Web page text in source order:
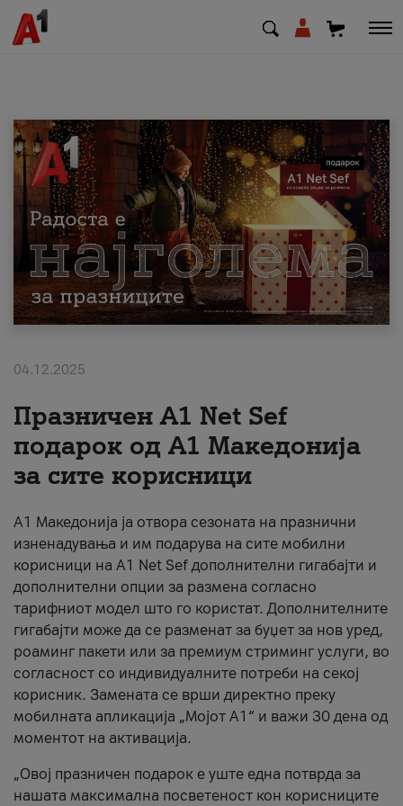
МК EN SQ
Приватни Деловни
Поддршка
Надополни кредит
За нас
#ПодобарОнлајн
04.12.2025
Празничен A1 Net Sеf
подарок од А1 Македонија
за сите корисници
А1 Македонија ја отвора сезоната на празнични
изненадувања и им подарува на сите мобилни
корисници на A1 Net Sef дополнителни гигабајти и
дополнителни опции за размена согласно
тарифниот модел што го користат. Дополнителните
гигабајти може да се разменат за буџет за нов уред,
роаминг пакети или за премиум стриминг услуги, во
согласност со индивидуалните потреби на секој
корисник. Замената се врши директно преку
мобилната апликација „Мојот А1“ и важи 30 дена од
моментот на активација.
„Овој празничен подарок е уште една потврда за
нашата максимална посветеност кон корисниците